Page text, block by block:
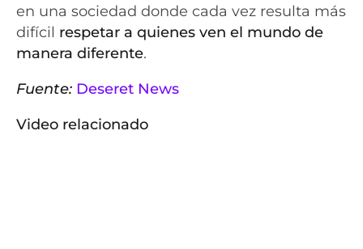
en una sociedad donde cada vez resulta más
difícil respetar a quienes ven el mundo de
manera diferente.
Fuente: Deseret News
Video relacionado